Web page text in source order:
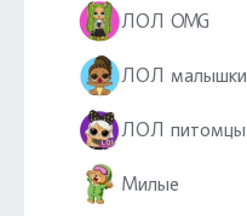
ЛОЛ OMG
ЛОЛ малышки
ЛОЛ питомцы
Милые